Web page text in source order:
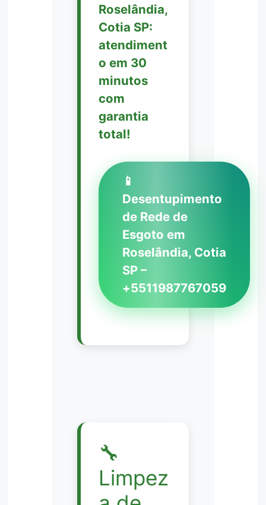
Roselândia,
Cotia SP:
atendiment
o em 30
minutos
com
garantia
total!
📱
Desentupimento
de Rede de
Esgoto em
Roselândia, Cotia
SP –
+5511987767059
🔧
Limpez